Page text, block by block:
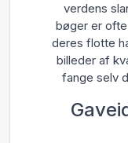
verdens
bøger er
deres flotte
billeder af
fange selv